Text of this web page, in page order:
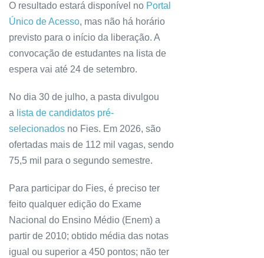
O resultado estará disponível no Portal
Único de Acesso, mas não há horário
previsto para o início da liberação. A
convocação de estudantes na lista de
espera vai até 24 de setembro.
No dia 30 de julho, a pasta divulgou
a lista de candidatos pré-
selecionados no Fies. Em 2026, são
ofertadas mais de 112 mil vagas, sendo
75,5 mil para o segundo semestre.
Para participar do Fies, é preciso ter
feito qualquer edição do Exame
Nacional do Ensino Médio (Enem) a
partir de 2010; obtido média das notas
igual ou superior a 450 pontos; não ter